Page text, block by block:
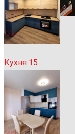
Кухня 15